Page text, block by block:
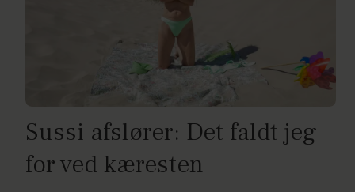
Sussi afslører: Det faldt jeg
for ved kæresten